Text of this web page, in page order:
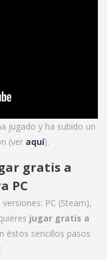
jugado y ha subido un
(ver aquí).
gratis a
PC
PC (Steam),
jugar gratis a
éstos sencillos pasos